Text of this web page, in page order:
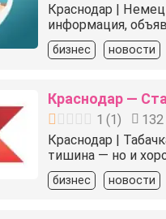
Краснодар |
информация,
бизнес новости
Краснодар —
1 (1)
132
Краснодар |
тишина — но и
бизнес новости